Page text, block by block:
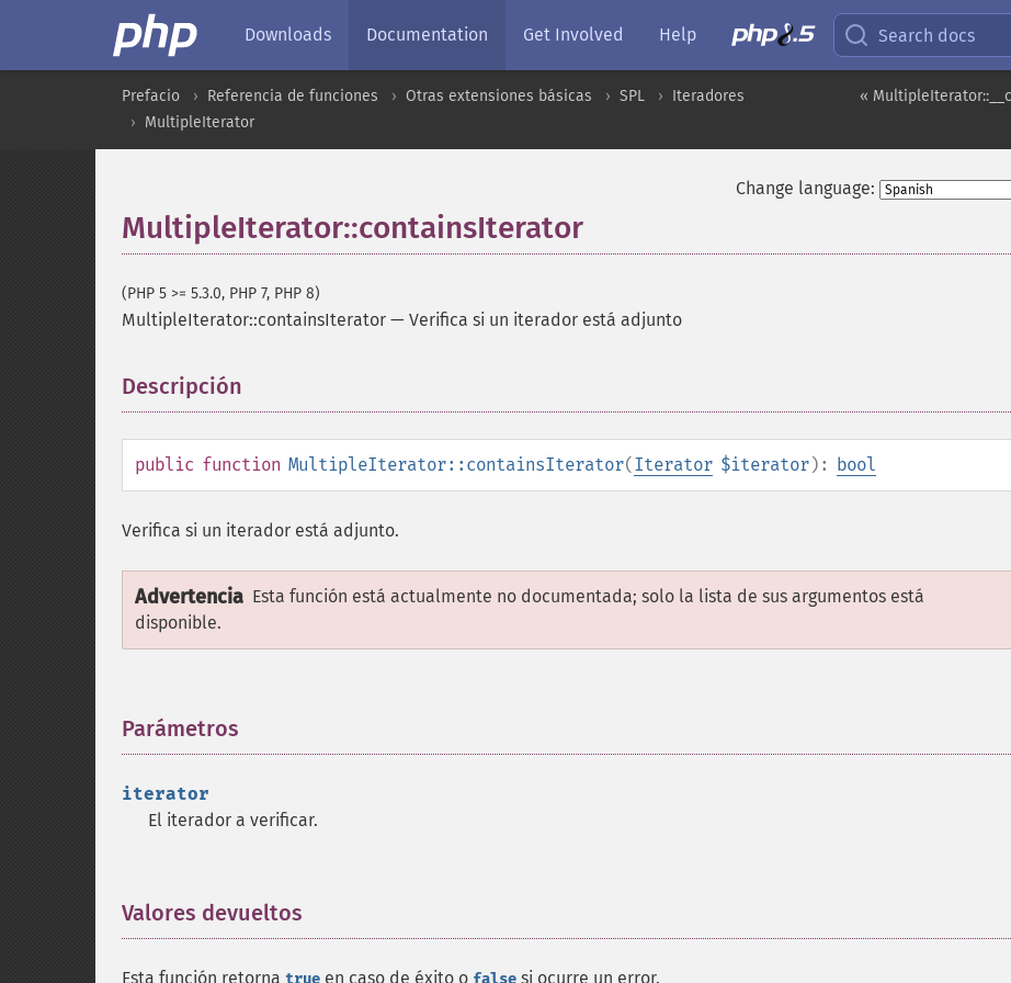
Downloads Documentation Get Involved Help Search docs
«
Prefacio Referencia de funciones Otras extensiones básicas SPL
Iteradores
MultipleIterator
Change language:
MultipleIterator::containsIterator
(PHP 5 >= 5.3.0, PHP 7, PHP 8)
MultipleIterator::containsIterator — Verifica si un iterador está adjunto
Descripción
public function MultipleIterator::containsIterator(Iterator $iterator): bool
Verifica si un iterador está adjunto.
Advertencia Esta función está actualmente no documentada; solo la lista de sus argumentos está
disponible.
Parámetros
iterator
El iterador a verificar.
Valores devueltos
Esta función retorna true en caso de éxito o false si ocurre un error.